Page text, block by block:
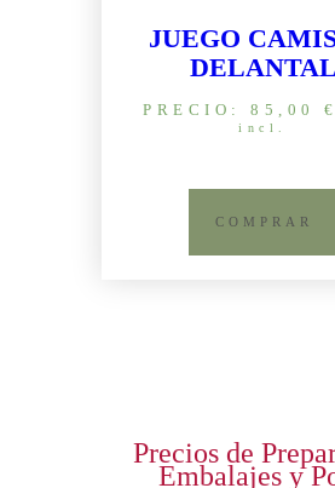
JUEGO
DELANTAL
PRECIO:85,00€
incl.
COMPRAR
Precios de
Embalajes y